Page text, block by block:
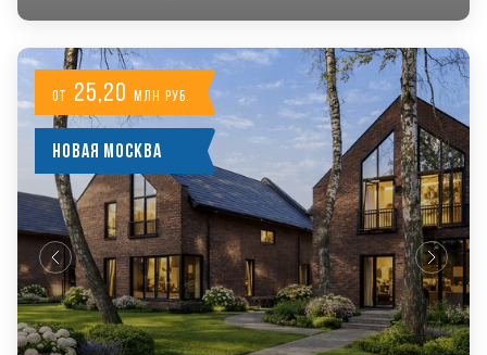
от 25,20 млн руб.
Новая Москва